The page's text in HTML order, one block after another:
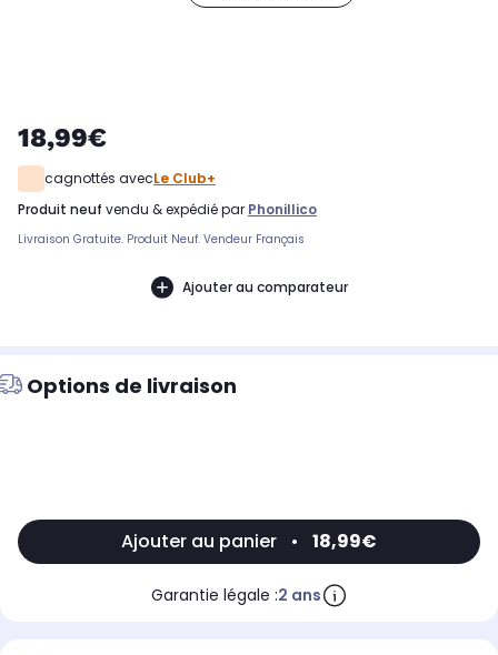
18,99€
cagnottés avecLe Club+
produit neuf vendu & expédié par Phonillico
Livraison Gratuite. Produit Neuf. Vendeur Français
Ajouter au comparateur
Options de livraison
Ajouter au panier • 18,99€
Garantie légale :2 ans